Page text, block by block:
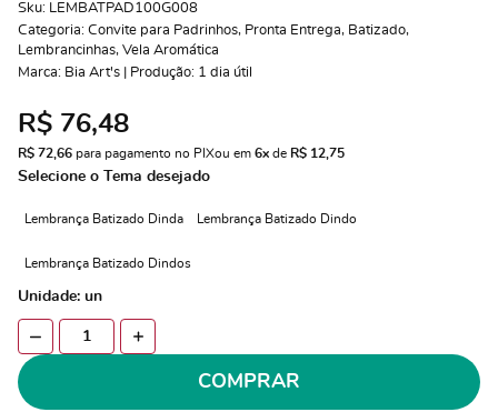
Sku: LEMBATPAD100G008
Categoria: Convite para Padrinhos, Pronta Entrega, Batizado,
Lembrancinhas, Vela Aromática
Marca: Bia Art's | Produção: 1 dia útil
R$ 76,48
R$ 72,66 para pagamento no PIXou em 6x de R$ 12,75
Selecione o Tema desejado
Lembrança Batizado Dinda Lembrança Batizado Dindo
Lembrança Batizado Dindos
Unidade: un
COMPRAR